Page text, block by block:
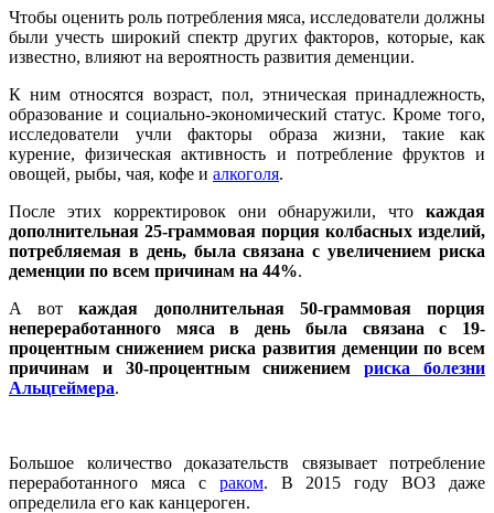
Чтобы оценить роль потребления мяса, исследователи должны
были учесть широкий спектр других факторов, которые, как
известно, влияют на вероятность развития деменции.
К ним относятся возраст, пол, этническая принадлежность,
образование и социально-экономический статус. Кроме того,
исследователи учли факторы образа жизни, такие как
курение, физическая активность и потребление фруктов и
овощей, рыбы, чая, кофе и алкоголя.
После этих корректировок они обнаружили, что каждая
дополнительная 25-граммовая порция колбасных изделий,
потребляемая в день, была связана с увеличением риска
деменции по всем причинам на 44%.
А воткаждая дополнительная 50-граммовая порция
непереработанного мяса в день была связана с 19-
процентным снижением риска развития деменции по всем
причинам и 30-процентным снижениемриска болезни
Альцгеймера.
Большое количество доказательств связывает потребление
переработанного мяса с раком. В 2015 году ВОЗ даже
определила его как канцероген.